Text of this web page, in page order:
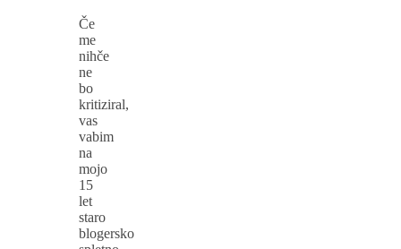
Če
me
nihče
ne
bo
kritiziral,
vas
vabim
na
mojo
15
let
staro
blogersko